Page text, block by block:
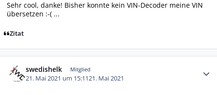
Sehr cool, danke! Bisher konnte kein VIN-Decoder meine VIN
übersetzen :-( ...
Zitat
swedishelk Mitglied
21. Mai 2021 um 15:1121. Mai 2021